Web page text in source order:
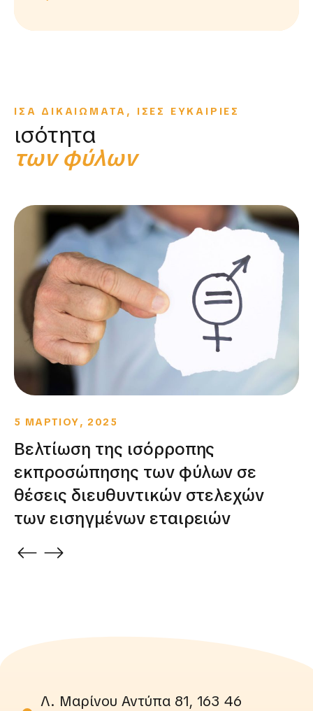
ΙΣΑ ΔΙΚΑΙΩΜΑΤΑ, ΙΣΕΣ ΕΥΚΑΙΡΙΕΣ
ισότητα
των φύλων
5 ΜΑΡΤΙΟΥ, 2025
Βελτίωση της ισόρροπης
εκπροσώπησης των φύλων σε
θέσεις διευθυντικών στελεχών
των εισηγμένων εταιρειών
Λ. Μαρίνου Αντύπα 81, 163 46